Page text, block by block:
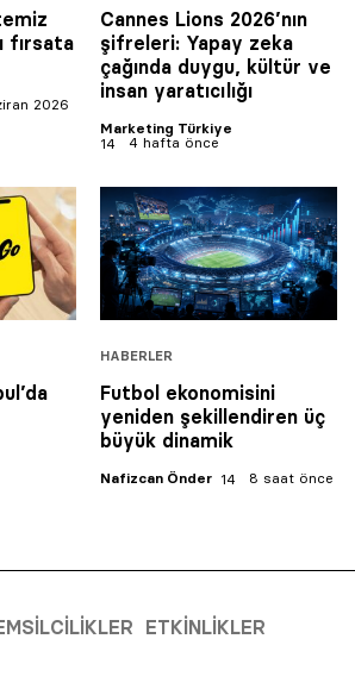
fırsata
2026
Cannes Lions 2026’nın
şifreleri: Yapay zeka
çağında duygu, kültür ve
insan yaratıcılığı
Marketing Türkiye
4 hafta önce
HABERLER
Futbol ekonomisini
yeniden şekillendiren üç
büyük dinamik
Nafizcan Önder 8 saat önce
ETKINLIKLER